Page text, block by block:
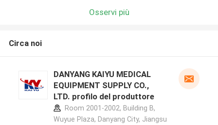
Osservi più
Circa noi
DANYANG KAIYU MEDICAL
EQUIPMENT SUPPLY CO.,
LTD. profilo del produttore
Room 2001-2002, Building B,
Wuyue Plaza, Danyang City, Jiangsu